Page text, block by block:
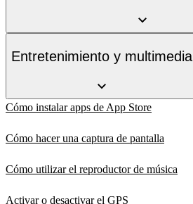
Entretenimiento y multimedia
Cómo instalar apps de App Store
Cómo hacer una captura de pantalla
Cómo utilizar el reproductor de música
Activar o desactivar el GPS